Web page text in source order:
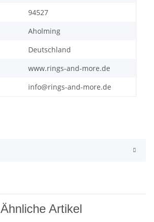
94527
Aholming
Deutschland
www.rings-and-more.de
info@rings-and-more.de
Ähnliche Artikel